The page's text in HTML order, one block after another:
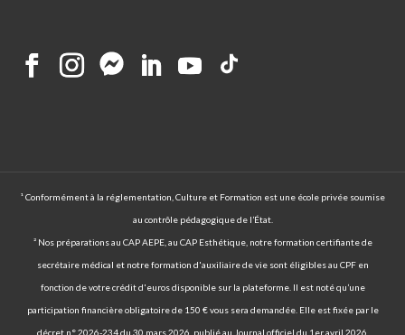
¹ Conformément à la réglementation, Culture et Formation est une école privée soumise
au contrôle pédagogique de l’État.
² Nos préparations au CAP AEPE, au CAP Esthétique, notre formation certifiante de
secrétaire médical et notre formation d'auxiliaire de vie sont éligibles au CPF en
fonction de votre crédit d'euros disponible sur la plateforme. Il est noté qu’une
participation financière obligatoire de 150 € vous sera demandée. Elle est fixée par le
décret n° 2026-234 du 30 mars 2026, publié au Journal officiel du 1er avril 2026,